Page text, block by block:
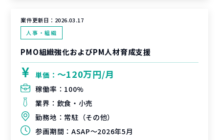
案件更新日： 2026.03.17
人事・組織
PMO組織強化およびPM人材育成支援
単価： 〜120万円/月
稼働率： 100%
業界： 飲食・小売
勤務地： 常駐（その他）
参画期間： ASAP～2026年5月